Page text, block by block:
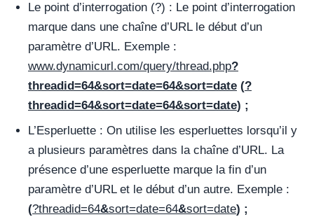
Le point d’interrogation (?) : Le point d’interrogation
marque dans une chaîne d’URL le début d’un
paramètre d’URL. Exemple :
www.dynamicurl.com/query/thread.php?
threadid=64&sort=date=64&sort=date (?
threadid=64&sort=date=64&sort=date) ;
L’Esperluette : On utilise les esperluettes lorsqu’il y
a plusieurs paramètres dans la chaîne d’URL. La
présence d’une esperluette marque la fin d’un
paramètre d’URL et le début d’un autre. Exemple :
(?threadid=64&sort=date=64&sort=date) ;